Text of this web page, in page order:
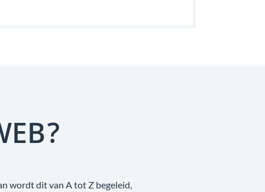
wordt dit van A tot Z begeleid,